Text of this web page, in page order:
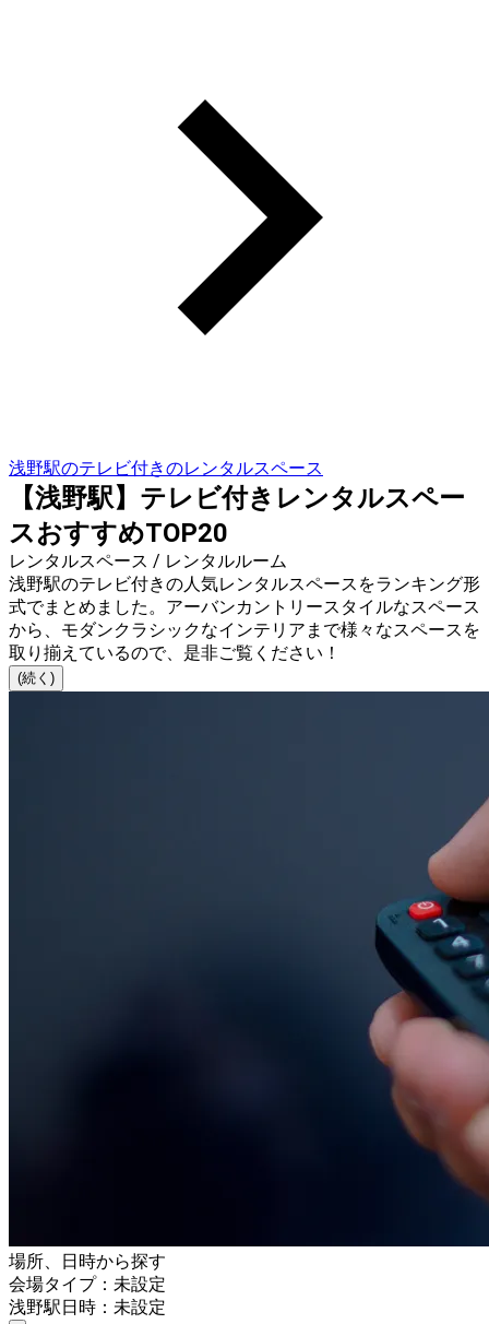
浅野駅のテレビ付きのレンタルスペース
【浅野駅】テレビ付きレンタルスペー
スおすすめTOP20
レンタルスペース / レンタルルーム
浅野駅のテレビ付きの人気レンタルスペースをランキング形
式でまとめました。アーバンカントリースタイルなスペース
から、モダンクラシックなインテリアまで様々なスペースを
取り揃えているので、是非ご覧ください！
(続く)
場所、日時から探す
会場タイプ：未設定
浅野駅日時：未設定